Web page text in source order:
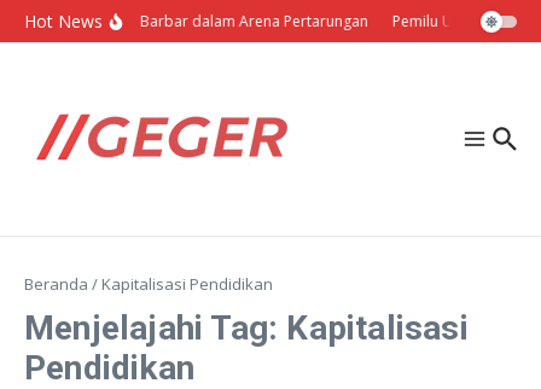
Lewati ke konten
Hot NewsPolitik Barbar dalam Arena Pertarungan Pemilu Ukraina: Milih
Beranda / Kapitalisasi Pendidikan
Menjelajahi Tag: Kapitalisasi
Pendidikan